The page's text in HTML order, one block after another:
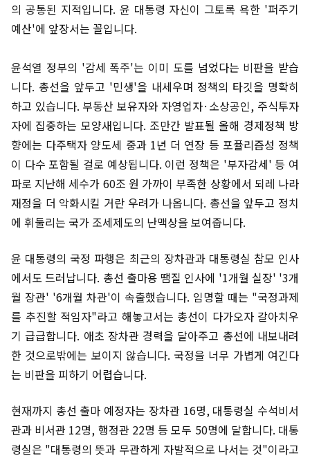
의 공통된 지적입니다. 윤 대통령 자신이 그토록 욕한 '퍼주기
예산'에 앞장서는 꼴입니다.
윤석열 정부의 '감세 폭주'는 이미 도를 넘었다는 비판을 받습
니다. 총선을 앞두고 '민생'을 내세우며 정책의 타깃을 명확히
하고 있습니다. 부동산 보유자와 자영업자·소상공인, 주식투자
자에 집중하는 모양새입니다. 조만간 발표될 올해 경제정책 방
향에는 다주택자 양도세 중과 1년 더 연장 등 포퓰리즘성 정책
이 다수 포함될 걸로 예상됩니다. 이런 정책은 '부자감세' 등 여
파로 지난해 세수가 60조 원 가까이 부족한 상황에서 되레 나라
재정을 더 악화시킬 거란 우려가 나옵니다. 총선을 앞두고 정치
에 휘둘리는 국가 조세제도의 난맥상을 보여줍니다.
윤 대통령의 국정 파행은 최근의 장차관과 대통령실 참모 인사
에서도 드러납니다. 총선 출마용 땜질 인사에 '1개월 실장' '3개
월 장관' '6개월 차관'이 속출했습니다. 임명할 때는 "국정과제
를 추진할 적임자"라고 해놓고서는 총선이 다가오자 갈아치우
기 급급합니다. 애초 장차관 경력을 달아주고 총선에 내보내려
한 것으로밖에는 보이지 않습니다. 국정을 너무 가볍게 여긴다
는 비판을 피하기 어렵습니다.
현재까지 총선 출마 예정자는 장차관 16명, 대통령실 수석비서
관과 비서관 12명, 행정관 22명 등 모두 50명에 달합니다. 대통
령실은 "대통령의 뜻과 무관하게 자발적으로 나서는 것"이라고